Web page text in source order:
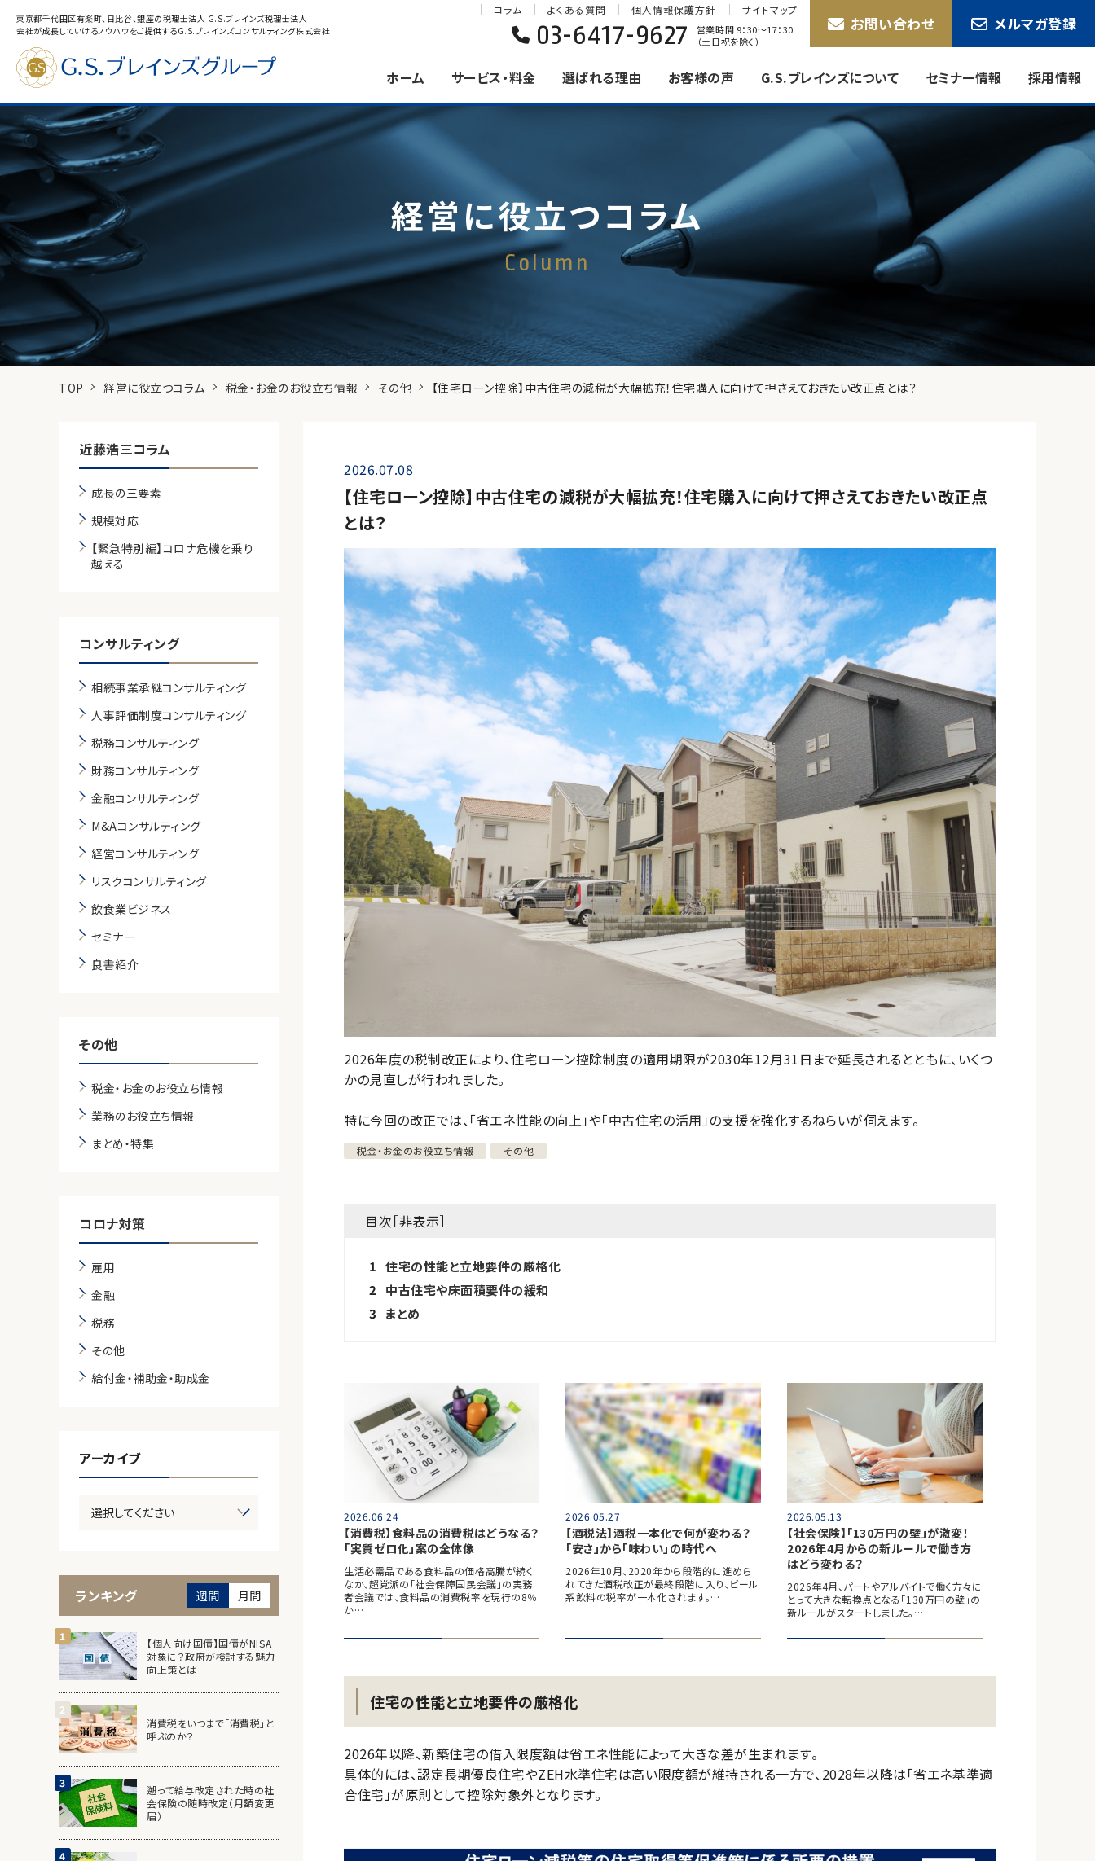
東京都千代田区有楽町、日比谷、銀座の税理士法人 G.S.ブレインズ税理士法人
会社が成長していけるノウハウをご提供するG.S.ブレインズコンサルティング株式会社
ホーム サービス・料金 選ばれる理由 お客様の声 G.S.ブレインズについて セミナー情報 採用情報
コラム よくある質問 個人情報保護方針 サイトマップ
03-6417-9627
営業時間 9：30〜17：30
（土日祝を除く）
お問い合わせ メルマガ登録
経営に役立つコラム
Column
TOP 経営に役立つコラム 税金・お金のお役立ち情報 その他 【住宅ローン控除】中古住宅の減税が大幅拡充！住宅購入に向けて押さえておきたい改正点とは？
2026.07.08
【住宅ローン控除】中古住宅の減税が大幅拡充！住宅購入に向けて押さえておきたい改正点
とは？
2026年度の税制改正により、住宅ローン控除制度の適用期限が2030年12月31日まで延長されるとともに、いくつ
かの見直しが行われました。
特に今回の改正では、「省エネ性能の向上」や「中古住宅の活用」の支援を強化するねらいが伺えます。
税金・お金のお役立ち情報 その他
目次［非表示］
1 住宅の性能と立地要件の厳格化
2
中古住宅や床面積要件の緩和
3
まとめ
2026.06.24
【消費税】食料品の消費税はどうなる？
「実質ゼロ化」案の全体像
生活必需品である食料品の価格高騰が続く
なか、超党派の「社会保障国民会議」の実務
者会議では、食料品の消費税率を現行の8％
か…
2026.05.27
【酒税法】酒税一本化で何が変わる？
「安さ」から「味わい」の時代へ
2026年10月、2020年から段階的に進めら
れてきた酒税改正が最終段階に入り、ビール
系飲料の税率が一本化されます。…
2026.05.13
【社会保険】「130万円の壁」が激変！
2026年4月からの新ルールで働き方
はどう変わる？
2026年4月、パートやアルバイトで働く方々に
とって大きな転換点となる「130万円の壁」の
新ルールがスタートしました。…
住宅の性能と立地要件の厳格化
2026年以降、新築住宅の借入限度額は省エネ性能によって大きな差が生まれます。
具体的には、認定長期優良住宅やZEH水準住宅は高い限度額が維持される一方で、2028年以降は「省エネ基準適
合住宅」が原則として控除対象外となります。
近藤浩三コラム
成長の三要素
規模対応
【緊急特別編】コロナ危機を乗り
越える
コンサルティング
相続事業承継コンサルティング
人事評価制度コンサルティング
税務コンサルティング
財務コンサルティング
金融コンサルティング
M&Aコンサルティング
経営コンサルティング
リスクコンサルティング
飲食業ビジネス
セミナー
良書紹介
その他
税金・お金のお役立ち情報
業務のお役立ち情報
まとめ・特集
コロナ対策
雇用
金融
税務
その他
給付金・補助金・助成金
アーカイブ
ランキング 週間 月間
【個人向け国債】国債がNISA
対象に？政府が検討する魅力
向上策とは
消費税をいつまで「消費税」と
呼ぶのか？
遡って給与改定された時の社
会保険の随時改定（月額変更
届）